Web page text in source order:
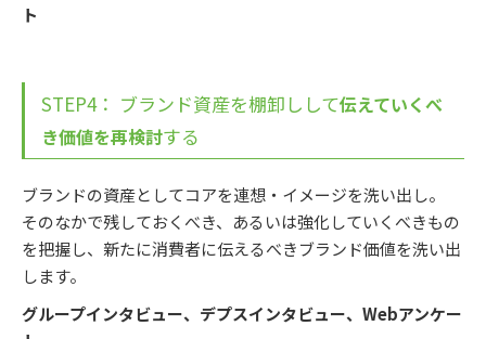
ト
STEP4： ブランド資産を棚卸しして伝えていくべ
き価値を再検討する
ブランドの資産としてコアを連想・イメージを洗い出し。
そのなかで残しておくべき、あるいは強化していくべきもの
を把握し、新たに消費者に伝えるべきブランド価値を洗い出
します。
グループインタビュー、デプスインタビュー、Webアンケー